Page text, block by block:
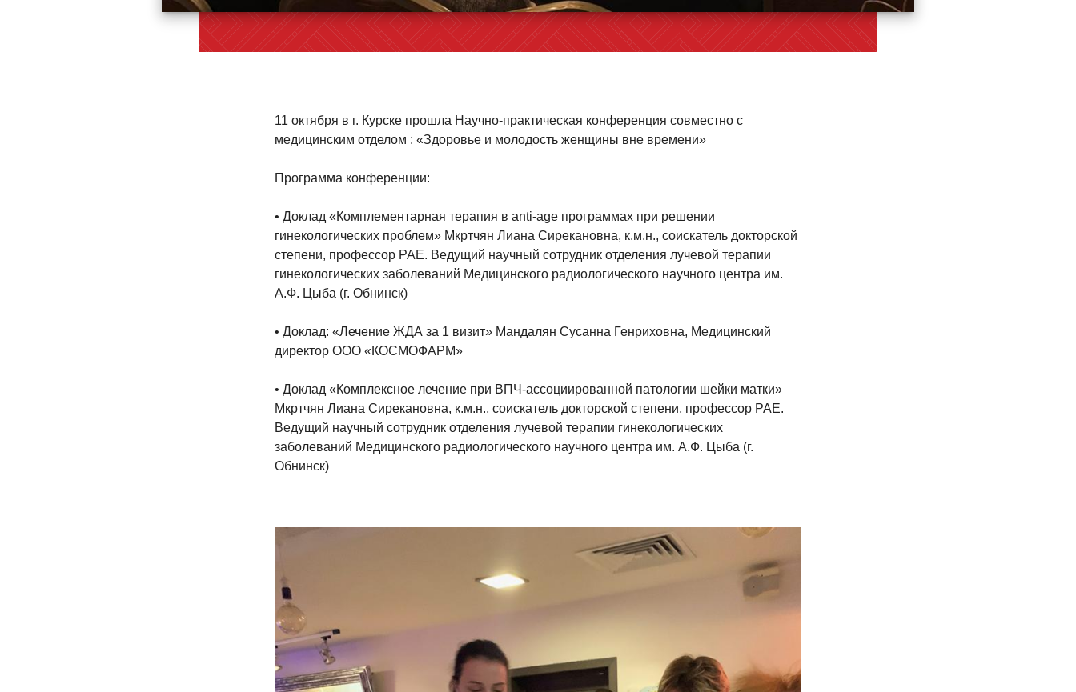
11 октября в г. Курске прошла Научно-практическая конференция совместно с
медицинским отделом : «Здоровье и молодость женщины вне времени»
Программа конференции:
• Доклад «Комплементарная терапия в anti-age программах при решении
гинекологических проблем» Мкртчян Лиана Сирекановна, к.м.н., соискатель докторской
степени, профессор PAE. Ведущий научный сотрудник отделения лучевой терапии
гинекологических заболеваний Медицинского радиологического научного центра им.
А.Ф. Цыба (г. Обнинск)
• Доклад: «Лечение ЖДА за 1 визит» Мандалян Сусанна Генриховна, Медицинский
директор ООО «КОСМОФАРМ»
• Доклад «Комплексное лечение при ВПЧ-ассоциированной патологии шейки матки»
Мкртчян Лиана Сирекановна, к.м.н., соискатель докторской степени, профессор PAE.
Ведущий научный сотрудник отделения лучевой терапии гинекологических
заболеваний Медицинского радиологического научного центра им. А.Ф. Цыба (г.
Обнинск)